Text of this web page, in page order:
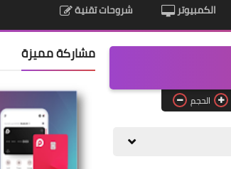
الكمبيوتر شروحات تقنية
الحجم
مشاركة مميزة